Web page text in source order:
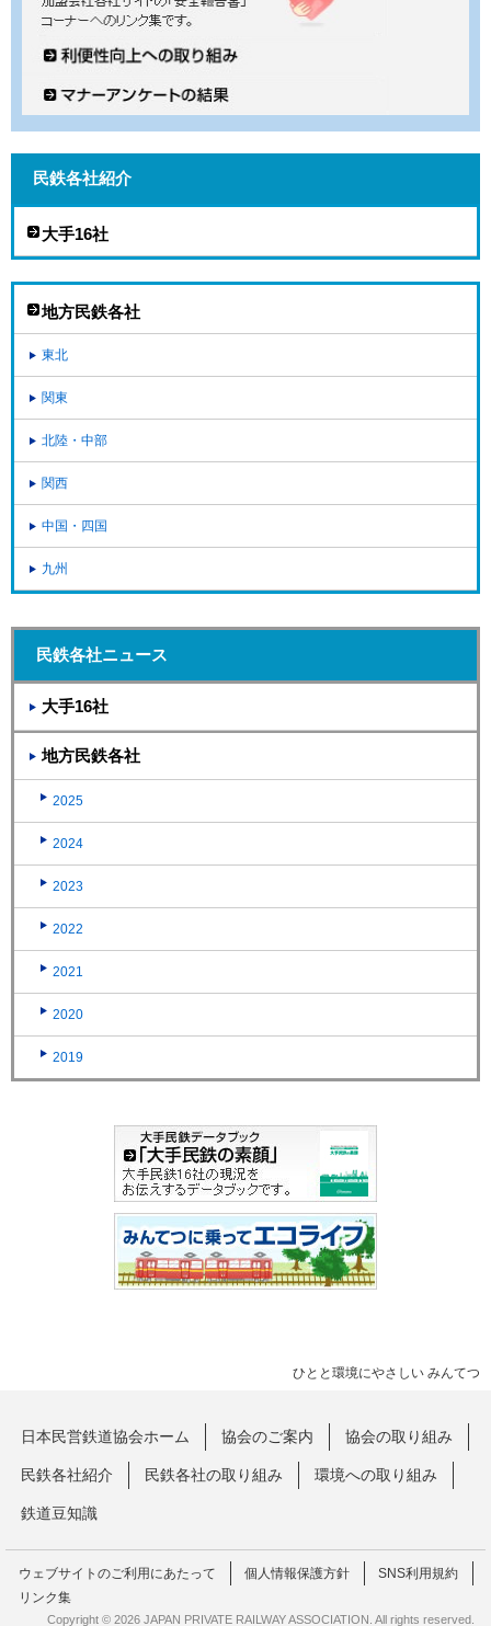
民鉄各社紹介
大手16社
地方民鉄各社
東北
関東
北陸・中部
関西
中国・四国
九州
民鉄各社ニュース
大手16社
地方民鉄各社
2025
2024
2023
2022
2021
2020
2019
ひとと環境にやさしい みんてつ
日本民営鉄道協会ホーム 協会のご案内 協会の取り組み
民鉄各社紹介 民鉄各社の取り組み 環境への取り組み
鉄道豆知識
ウェブサイトのご利用にあたって 個人情報保護方針
SNS利用規約
リンク集
Copyright © 2026 JAPAN PRIVATE RAILWAY ASSOCIATION. All rights reserved.